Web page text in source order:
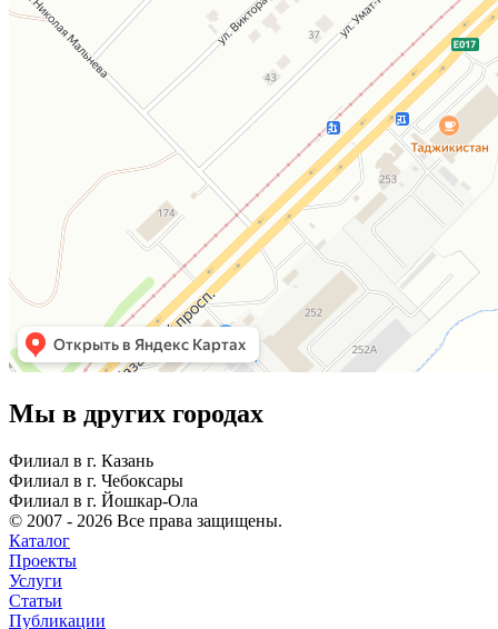
Мы в других городах
Филиал в г. Казань
Филиал в г. Чебоксары
Филиал в г. Йошкар-Ола
© 2007 - 2026 Все права защищены.
Каталог
Проекты
Услуги
Статьи
Публикации